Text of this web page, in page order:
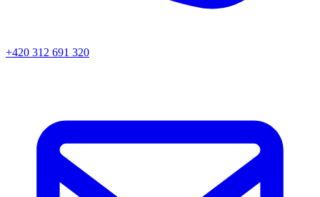
+420 312 691 320